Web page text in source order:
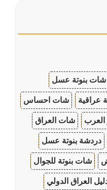
شات بنوتة عسل
عراقية شات احساس
شات العراق
دردشة بنوتة عسل
شات بنوتة للجوال
العراق الدولي